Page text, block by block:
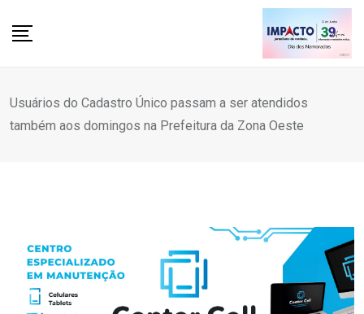
Usuários do Cadastro Único passam a ser atendidos
também aos domingos na Prefeitura da Zona Oeste